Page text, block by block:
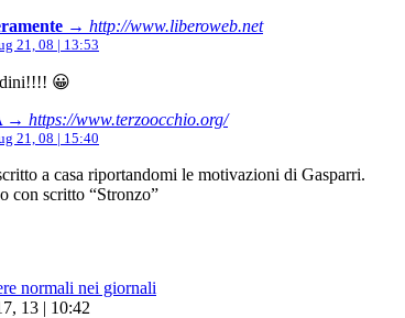
→ http://www.liberoweb.net
21, 08 | 13:53
😀
→ https://www.terzoocchio.org/
21, 08 | 15:40
a casa riportandomi le motivazioni di Gasparri.
con scritto “Stronzo”
normali nei giornali
13 | 10:42